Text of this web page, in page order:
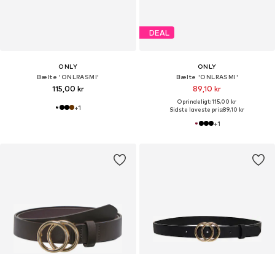
ONLY
Bælte 'ONLRASMI'
115,00 kr
+1
DEAL
ONLY
Bælte 'ONLRASMI'
89,10 kr
Oprindeligt: 115,00 kr
Sidste laveste pris:89,10 kr
+1